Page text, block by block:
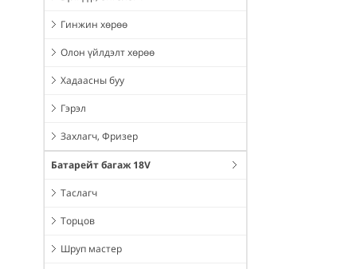
Гинжин хөрөө
Олон үйлдэлт хөрөө
Хадаасны буу
Гэрэл
Захлагч, Фризер
Батарейт багаж 18V
Таслагч
Торцов
Шруп мастер